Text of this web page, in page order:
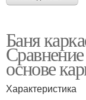
Баня
основе
Характеристика